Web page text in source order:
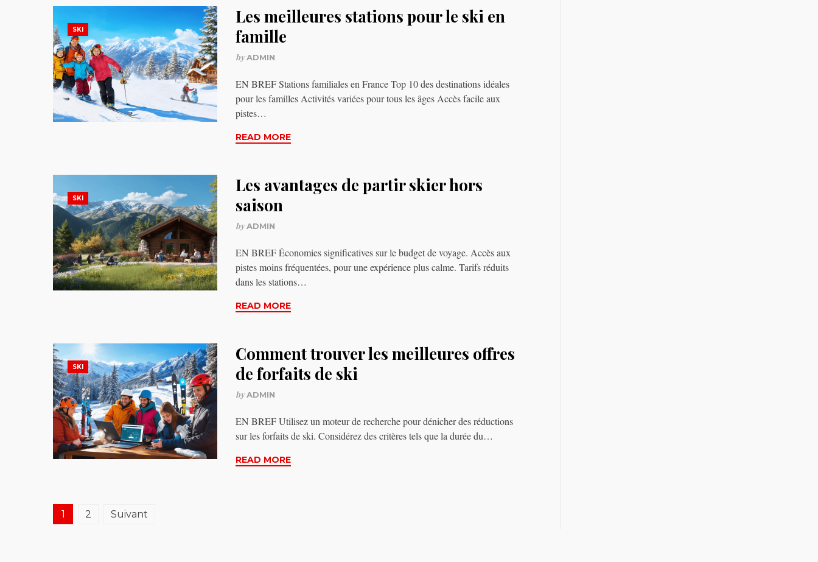
SKI
Les meilleures stations pour le ski en
famille
byADMIN
EN BREF Stations familiales en France Top 10 des destinations idéales
pour les familles Activités variées pour tous les âges Accès facile aux
pistes…
READ MORE
SKI
Les avantages de partir skier hors
saison
byADMIN
EN BREF Économies significatives sur le budget de voyage. Accès aux
pistes moins fréquentées, pour une expérience plus calme. Tarifs réduits
dans les stations…
READ MORE
SKI
Comment trouver les meilleures offres
de forfaits de ski
byADMIN
EN BREF Utilisez un moteur de recherche pour dénicher des réductions
sur les forfaits de ski. Considérez des critères tels que la durée du…
READ MORE
Pagination
1 2 Suivant